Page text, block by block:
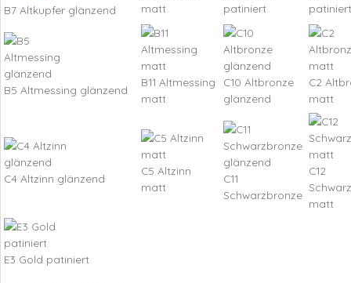
B7 Altkupfer glänzend
matt
patiniert
B5 Altmessing glänzend
B11 Altmessing
matt
C10 Altbronze
glänzend
C2
matt
C4 Altzinn glänzend
C5 Altzinn
matt
C11
Schwarzbronze
C12
matt
E3 Gold patiniert